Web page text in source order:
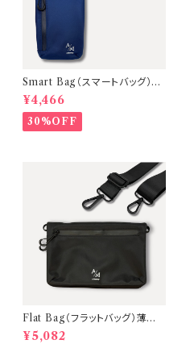
Smart Bag（スマートバッグ）2
WAYスマホボディバッグ【本体：
Navy 金具：Black】
¥4,466
30%OFF
Flat Bag（フラットバッグ）薄型ミ
ニショルダーバッグ【本体：Blac
¥5,082